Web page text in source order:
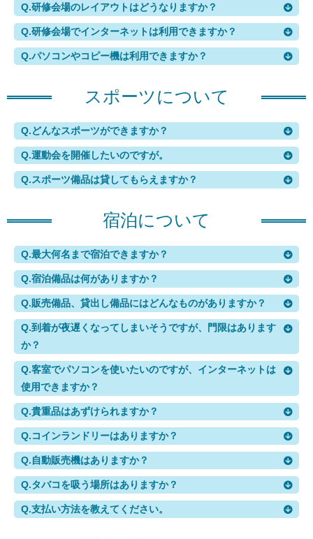
Q.研修会場のレイアウトはどうなりますか？
Q.研修会場でインターネットは利用できますか？
Q.パソコンやコピー機は利用できますか？
スポーツについて
Q.どんなスポーツができますか？
Q.運動会を開催したいのですが。
Q.スポーツ備品は貸してもらえますか？
宿泊について
Q.最大何名まで宿泊できますか？
Q.宿泊備品は何がありますか？
Q.販売備品、貸出し備品にはどんなものがありますか？
Q.到着が夜遅くなってしまいそうですが、門限はあります
か？
Q.客室でパソコンを使いたいのですが、インターネットは
使用できますか？
Q.貴重品はあずけられますか？
Q.コインランドリーはありますか？
Q.自動販売機はありますか？
Q.タバコを吸う場所はありますか？
Q.支払い方法を教えてください。